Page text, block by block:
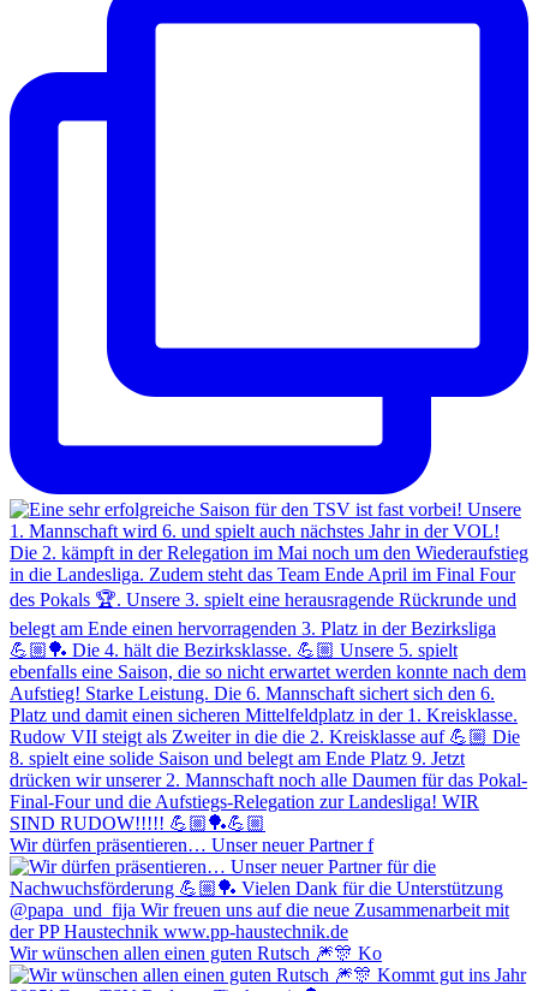
Wir dürfen präsentieren… Unser neuer Partner f
Wir wünschen allen einen guten Rutsch 🎆🎊 Ko